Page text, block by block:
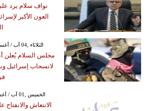
نواف سلام يرد
العون الأكبر
GMT 12:50 2026 الثلاثاء ,04 آب / أغسطس
مجلس السلام
لانسحاب إسرائيل
GMT 16:23 2019 الخميس ,01 آب / أغسطس
الانتعاش